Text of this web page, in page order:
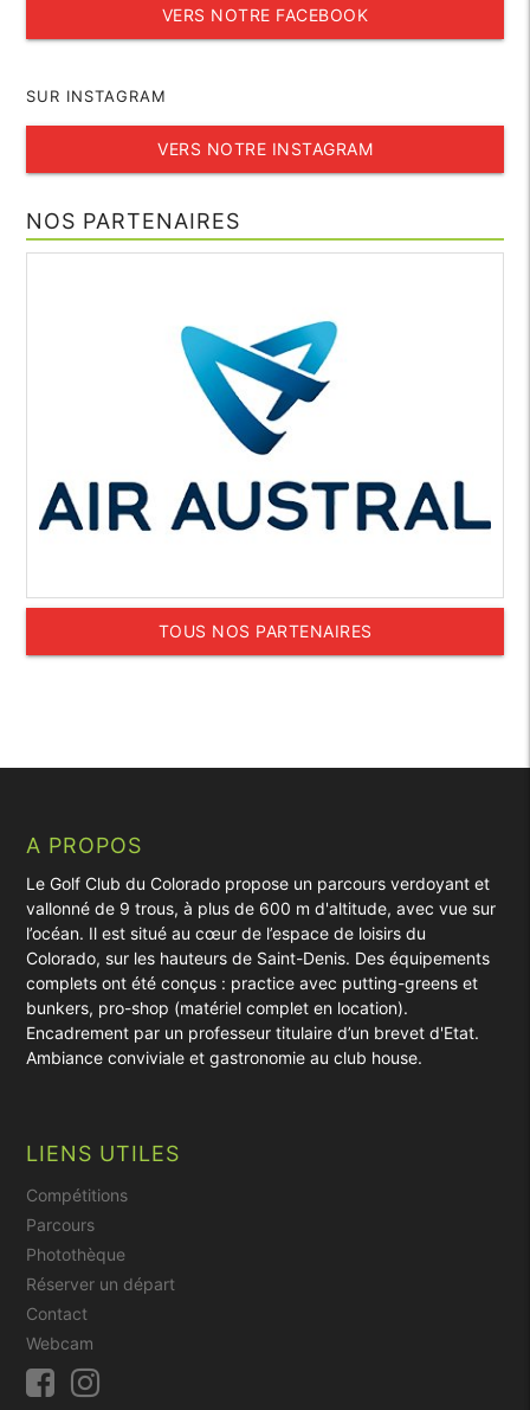
VERS NOTRE FACEBOOK
SUR INSTAGRAM
VERS NOTRE INSTAGRAM
NOS PARTENAIRES
TOUS NOS PARTENAIRES
A PROPOS
Le Golf Club du Colorado propose un parcours verdoyant et
vallonné de 9 trous, à plus de 600 m d'altitude, avec vue sur
l’océan. Il est situé au cœur de l’espace de loisirs du
Colorado, sur les hauteurs de Saint-Denis. Des équipements
complets ont été conçus : practice avec putting-greens et
bunkers, pro-shop (matériel complet en location).
Encadrement par un professeur titulaire d’un brevet d'Etat.
Ambiance conviviale et gastronomie au club house.
LIENS UTILES
Compétitions
Parcours
Photothèque
Réserver un départ
Contact
Webcam